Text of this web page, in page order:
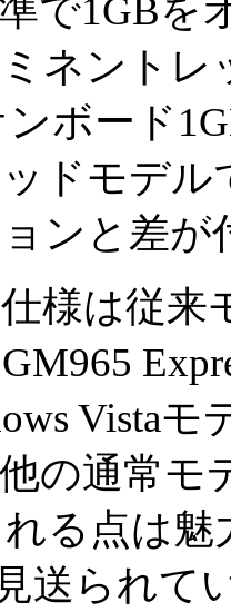
で1GBを
ネントレ
ンボード
ドモデ
ンと差
様は従来
Vistaモ
の通常モ
る点は
送られて